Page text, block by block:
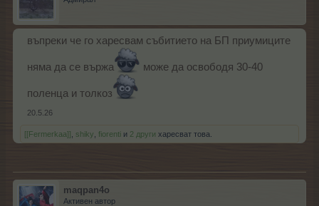
въпреки че го харесвам събитието на БП приумиците
няма да се вържа може да освободя 30-40
поленца и толкоз
20.5.26
[[Fermerkaa]] shiky fiorenti и 2 други харесват това.
maqpan4o
Активен автор